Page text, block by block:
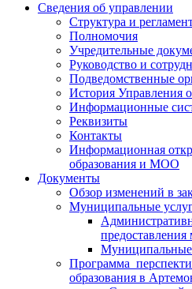
Сведения об управлении
Структура и
Полномочия
Учредительные
Руководство и
Подведомственные
История Управления
Информационные
Реквизиты
Контакты
Информационная
образования и МОО
Документы
Обзор изменений в
Муниципальные
Муниципальные
Программа
образования в